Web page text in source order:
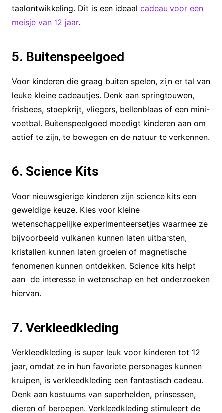
taalontwikkeling. Dit is een ideaal cadeau voor een
meisje van 12 jaar.
5. Buitenspeelgoed
Voor kinderen die graag buiten spelen, zijn er tal van
leuke kleine cadeautjes. Denk aan springtouwen,
frisbees, stoepkrijt, vliegers, bellenblaas of een mini-
voetbal. Buitenspeelgoed moedigt kinderen aan om
actief te zijn, te bewegen en de natuur te verkennen.
6. Science Kits
Voor nieuwsgierige kinderen zijn science kits een
geweldige keuze. Kies voor kleine
wetenschappelijke experimenteersetjes waarmee ze
bijvoorbeeld vulkanen kunnen laten uitbarsten,
kristallen kunnen laten groeien of magnetische
fenomenen kunnen ontdekken. Science kits helpt
aan de interesse in wetenschap en het onderzoeken
hiervan.
7. Verkleedkleding
Verkleedkleding is super leuk voor kinderen tot 12
jaar, omdat ze in hun favoriete personages kunnen
kruipen, is verkleedkleding een fantastisch cadeau.
Denk aan kostuums van superhelden, prinsessen,
dieren of beroepen. Verkleedkleding stimuleert de